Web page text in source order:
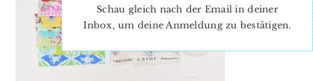
Schau gleich nach der Email in deiner
Inbox, um deine Anmeldung zu bestätigen.